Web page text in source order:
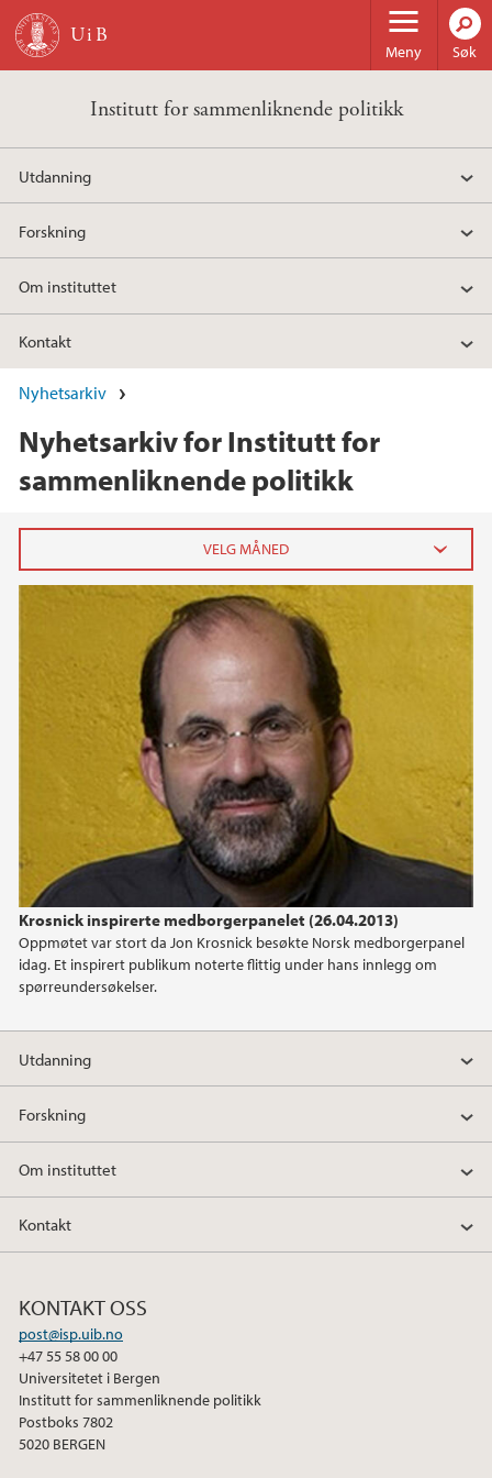
Hopp til hovedinnhold
Meny Søk
Institutt for sammenliknende politikk
Utdanning
Forskning
Om instituttet
Kontakt
Nyhetsarkiv
Nyhetsarkiv for Institutt for
sammenliknende politikk
Krosnick inspirerte medborgerpanelet (26.04.2013)
Oppmøtet var stort da Jon Krosnick besøkte Norsk medborgerpanel
idag. Et inspirert publikum noterte flittig under hans innlegg om
spørreundersøkelser.
2026
mai (1)
april (2)
mars (2)
februar (4)
januar (4)
2025
2024
2023
2021
2020
2019
2018
2017
Utdanning
Forskning
Om instituttet
Kontakt
KONTAKT OSS
post@isp.uib.no
+47 55 58 00 00
Universitetet i Bergen
Institutt for sammenliknende politikk
Postboks 7802
5020 BERGEN